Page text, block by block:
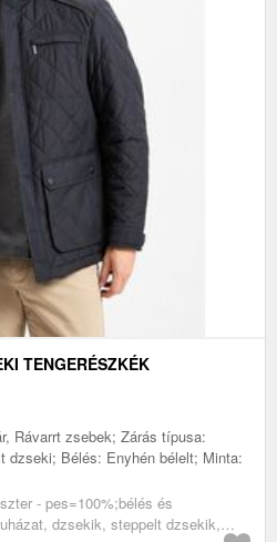
TENGERÉSZKÉK
Rávarrt zsebek; Zárás típusa:
dzseki; Bélés: Enyhén bélelt; Minta:
- pes=100%;bélés és
dzsekik, steppelt dzsekik,